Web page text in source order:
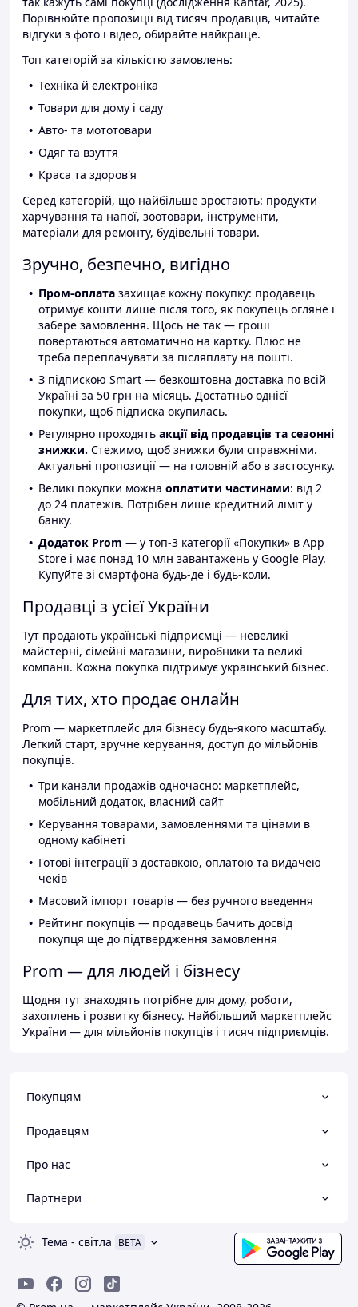
Порівнюйте пропозиції від тисяч продавців, читайте
відгуки з фото і відео, обирайте найкраще.
Топ категорій за кількістю замовлень:
Техніка й електроніка
Товари для дому і саду
Авто- та мототовари
Одяг та взуття
Краса та здоров'я
Серед категорій, що найбільше зростають: продукти
харчування та напої, зоотовари, інструменти,
матеріали для ремонту, будівельні товари.
Зручно, безпечно, вигідно
Пром-оплата захищає кожну покупку: продавець
отримує кошти лише після того, як покупець огляне і
забере замовлення. Щось не так — гроші
повертаються автоматично на картку. Плюс не
треба переплачувати за післяплату на пошті.
З підпискою Smart — безкоштовна доставка по всій
Україні за 50 грн на місяць. Достатньо однієї
покупки, щоб підписка окупилась.
Регулярно проходять акції від продавців та сезонні
знижки. Стежимо, щоб знижки були справжніми.
Актуальні пропозиції — на головній або в застосунку.
Великі покупки можна оплатити частинами: від 2
до 24 платежів. Потрібен лише кредитний ліміт у
банку.
Додаток Prom — у топ-3 категорії «Покупки» в App
Store і має понад 10 млн завантажень у Google Play.
Купуйте зі смартфона будь-де і будь-коли.
Продавці з усієї України
Тут продають українські підприємці — невеликі
майстерні, сімейні магазини, виробники та великі
компанії. Кожна покупка підтримує український бізнес.
Для тих, хто продає онлайн
Prom — маркетплейс для бізнесу будь-якого масштабу.
Легкий старт, зручне керування, доступ до мільйонів
покупців.
Три канали продажів одночасно: маркетплейс,
мобільний додаток, власний сайт
Керування товарами, замовленнями та цінами в
одному кабінеті
Готові інтеграції з доставкою, оплатою та видачею
чеків
Масовий імпорт товарів — без ручного введення
Рейтинг покупців — продавець бачить досвід
покупця ще до підтвердження замовлення
Prom — для людей і бізнесу
Щодня тут знаходять потрібне для дому, роботи,
захоплень і розвитку бізнесу. Найбільший маркетплейс
України — для мільйонів покупців і тисяч підприємців.
Покупцям
Продавцям
Про нас
Партнери
Тема - світла BETA